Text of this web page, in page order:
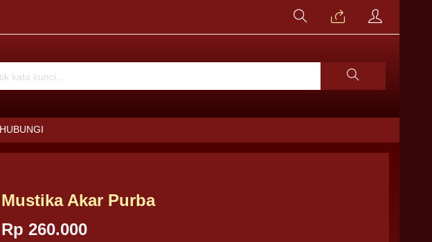
HUBUNGI
Mustika Akar Purba
Rp 260.000